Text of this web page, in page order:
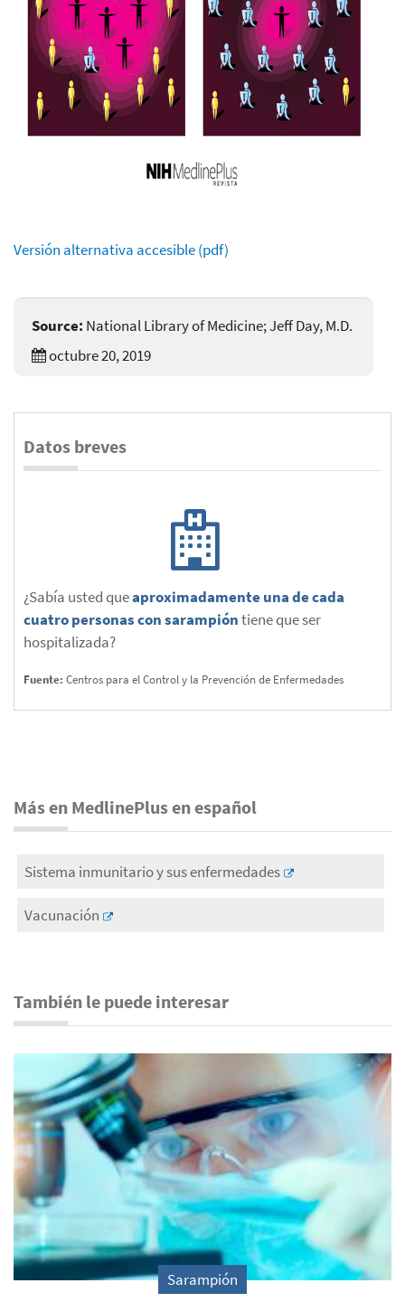
Versión alternativa accesible (pdf)
Source: National Library of Medicine; Jeff Day, M.D.
octubre 20, 2019
Datos breves
¿Sabía usted queaproximadamente una de cada
cuatro personas con sarampióntiene que ser
hospitalizada?
Fuente: Centros para el Control y la Prevención de Enfermedades
Más en MedlinePlus en español
Sistema inmunitario y sus enfermedades
Vacunación
También le puede interesar
Sarampión